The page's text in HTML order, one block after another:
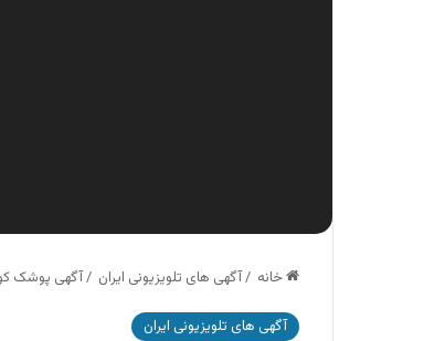
خانه /آگهی های تلویزیونی ایران /آگهی پوشک
آگهی های تلویزیونی ایران